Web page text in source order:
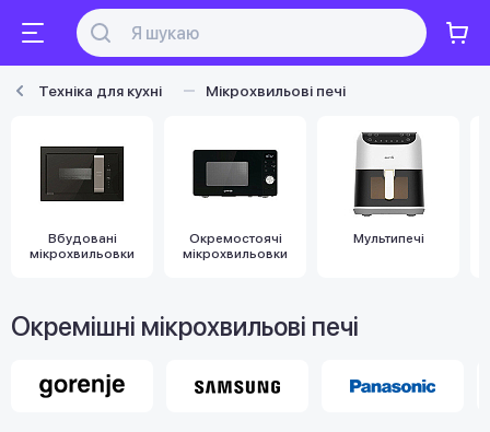
Техніка для кухні Мікрохвильові печі
Вбудовані
мікрохвильовки
Окремостоячі
мікрохвильовки
Мультипечі
Окремішні мікрохвильові печі